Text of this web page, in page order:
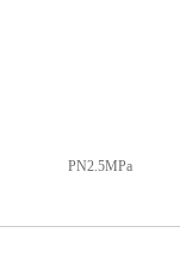
PN2.5MPa